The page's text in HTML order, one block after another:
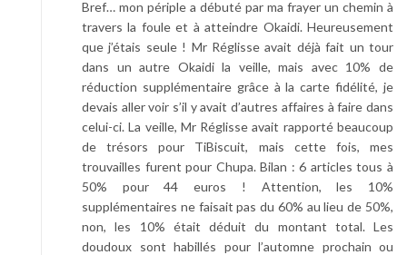
Bref… mon périple a débuté par ma frayer un chemin à
travers la foule et à atteindre Okaidi. Heureusement
que j’étais seule ! Mr Réglisse avait déjà fait un tour
dans un autre Okaidi la veille, mais avec 10% de
réduction supplémentaire grâce à la carte fidélité, je
devais aller voir s’il y avait d’autres affaires à faire dans
celui-ci. La veille, Mr Réglisse avait rapporté beaucoup
de trésors pour TiBiscuit, mais cette fois, mes
trouvailles furent pour Chupa. Bilan : 6 articles tous à
50% pour 44 euros ! Attention, les 10%
supplémentaires ne faisait pas du 60% au lieu de 50%,
non, les 10% était déduit du montant total. Les
doudoux sont habillés pour l’automne prochain ou